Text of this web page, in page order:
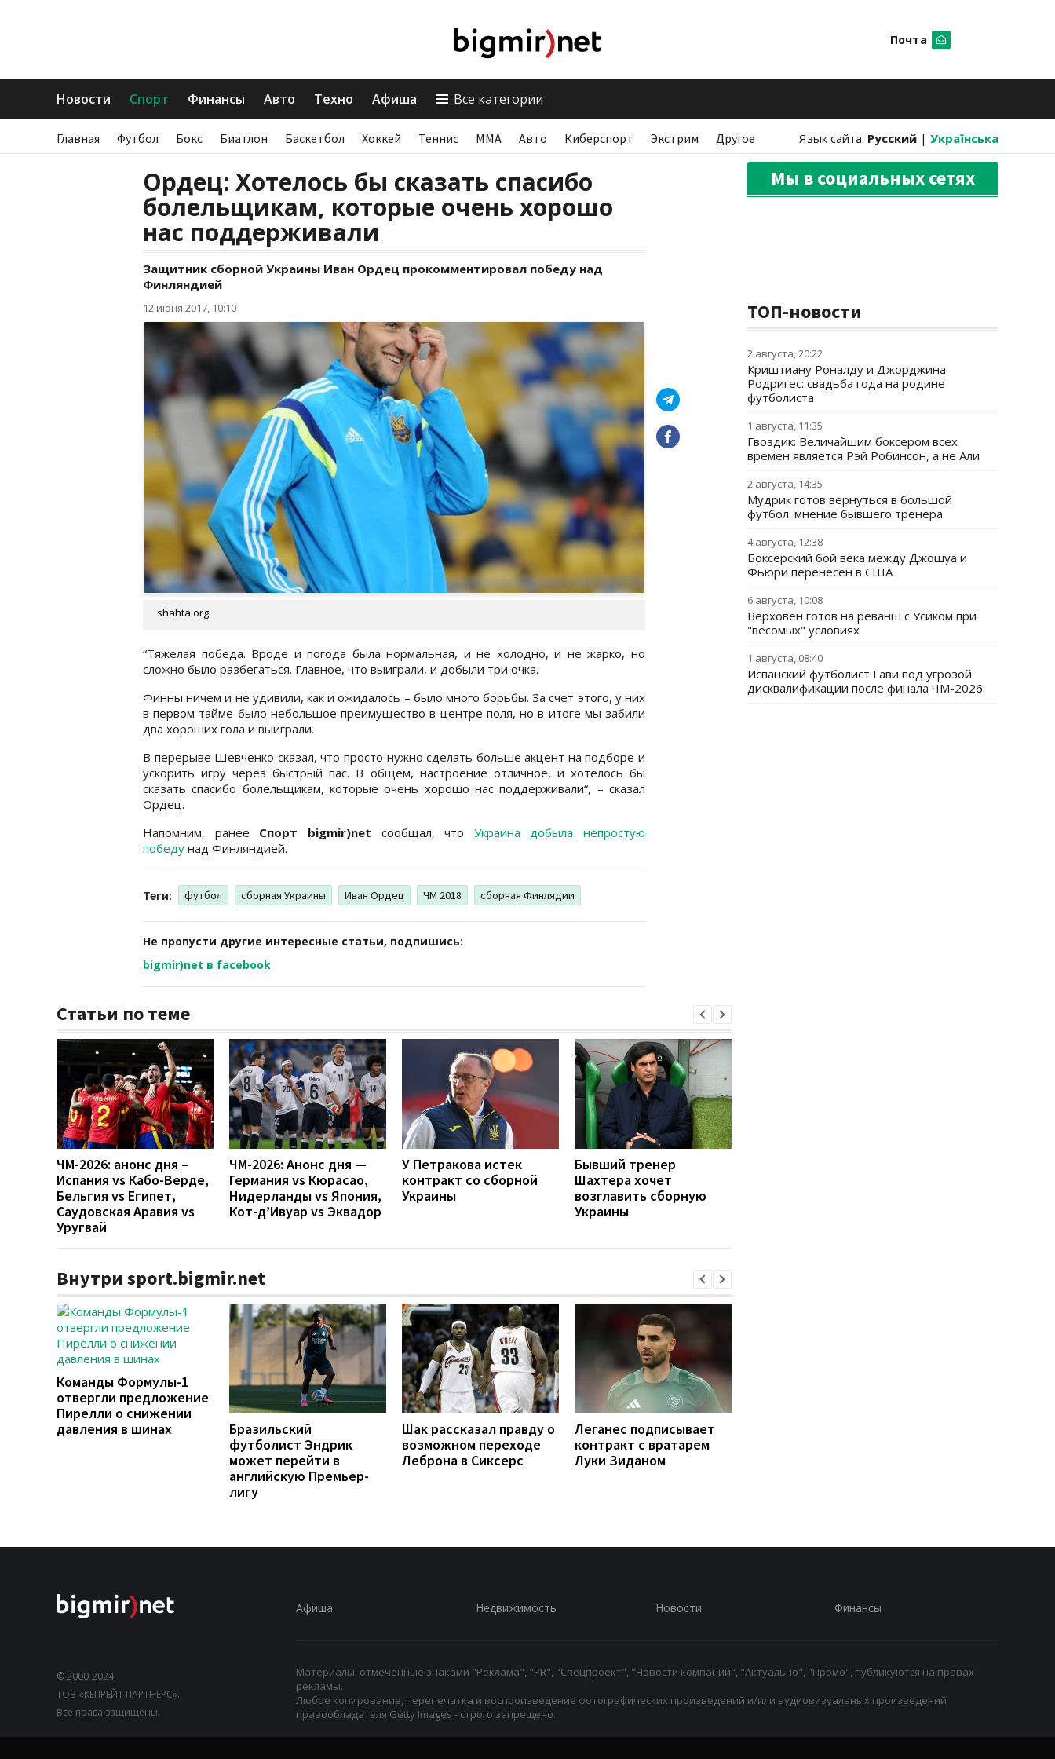
Почта
Новости Спорт Финансы Авто Техно Афиша Все категории
Главная Футбол Бокс Биатлон Баскетбол Хоккей Теннис ММА Авто Киберспорт Экстрим Другое Язык сайта: Русский | Українська
Ордец: Хотелось бы сказать спасибо
болельщикам, которые очень хорошо
нас поддерживали
Защитник сборной Украины Иван Ордец прокомментировал победу над
Финляндией
12 июня 2017, 10:10
shahta.org
“Тяжелая победа. Вроде и погода была нормальная, и не холодно, и не жарко, но
сложно было разбегаться. Главное, что выиграли, и добыли три очка.
Финны ничем и не удивили, как и ожидалось – было много борьбы. За счет этого, у них
в первом тайме было небольшое преимущество в центре поля, но в итоге мы забили
два хороших гола и выиграли.
В перерыве Шевченко сказал, что просто нужно сделать больше акцент на подборе и
ускорить игру через быстрый пас. В общем, настроение отличное, и хотелось бы
сказать спасибо болельщикам, которые очень хорошо нас поддерживали“, – сказал
Ордец.
Напомним, ранее Спорт bigmir)net сообщал, что Украина добыла непростую
победу над Финляндией.
Теги: футбол сборная Украины Иван Ордец ЧМ 2018 сборная Финлядии
Не пропусти другие интересные статьи, подпишись:
bigmir)net в facebook
Статьи по теме
ЧМ-2026: анонс дня –
Испания vs Кабо-Верде,
Бельгия vs Египет,
Саудовская Аравия vs
Уругвай
ЧМ-2026: Анонс дня —
Германия vs Кюрасао,
Нидерланды vs Япония,
Кот-д’Ивуар vs Эквадор
У Петракова истек
контракт со сборной
Украины
Бывший тренер
Шахтера хочет
возглавить сборную
Украины
Внутри sport.bigmir.net
Команды Формулы-1
отвергли предложение
Пирелли о снижении
давления в шинах
Бразильский
футболист Эндрик
может перейти в
английскую Премьер-
лигу
Шак рассказал правду о
возможном переходе
Леброна в Сиксерс
Леганес подписывает
контракт с вратарем
Луки Зиданом
Мы в социальных сетях
ТОП-новости
2 августа, 20:22
Криштиану Роналду и Джорджина
Родригес: свадьба года на родине
футболиста
1 августа, 11:35
Гвоздик: Величайшим боксером всех
времен является Рэй Робинсон, а не Али
2 августа, 14:35
Мудрик готов вернуться в большой
футбол: мнение бывшего тренера
4 августа, 12:38
Боксерский бой века между Джошуа и
Фьюри перенесен в США
6 августа, 10:08
Верховен готов на реванш с Усиком при
"весомых" условиях
1 августа, 08:40
Испанский футболист Гави под угрозой
дисквалификации после финала ЧМ-2026
© 2000-2024,
ТОВ «КЕПРЕЙТ ПАРТНЕРС».
Все права защищены.
Афиша Недвижимость Новости Финансы
Материалы, отмеченные знаками "Реклама", "PR", "Спецпроект", "Новости компаний", "Актуально", "Промо", публикуются на правах
рекламы.
Любое копирование, перепечатка и воспроизведение фотографических произведений и/или аудиовизуальных произведений
правообладателя Getty Images - строго запрещено.